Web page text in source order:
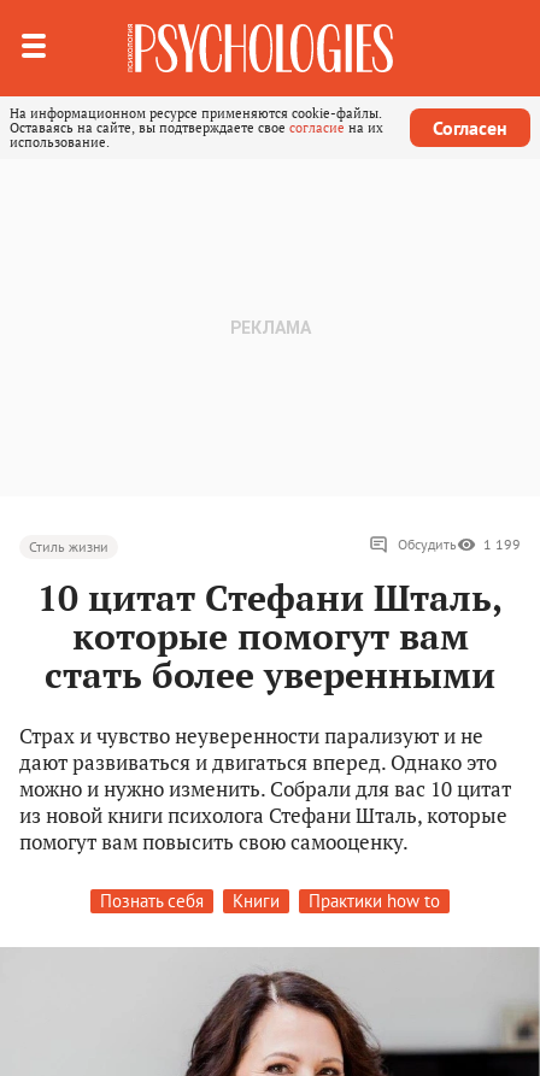
На информационном ресурсе применяются cookie-файлы.
Оставаясь на сайте, вы подтверждаете свое согласие на их
использование.
Согласен
Стиль жизни Обсудить 1 199
10 цитат Стефани Шталь,
которые помогут вам
стать более уверенными
Страх и чувство неуверенности парализуют и не
дают развиваться и двигаться вперед. Однако это
можно и нужно изменить. Собрали для вас 10 цитат
из новой книги психолога Стефани Шталь, которые
помогут вам повысить свою самооценку.
Познать себя Книги Практики how to